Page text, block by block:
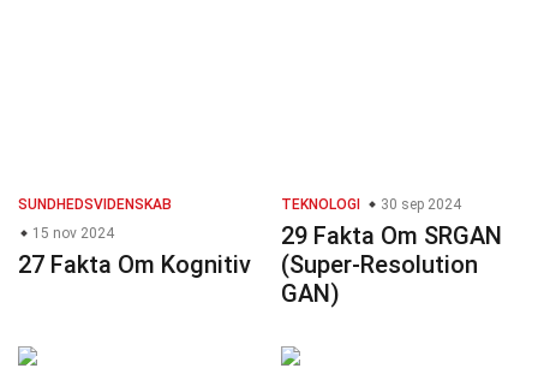
SUNDHEDSVIDENSKAB
15 nov 2024
27 Fakta Om Kognitiv
TEKNOLOGI 30 sep 2024
29 Fakta Om SRGAN
(Super-Resolution
GAN)